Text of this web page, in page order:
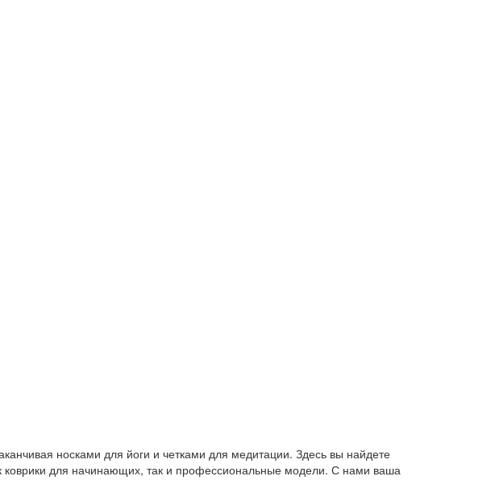
носками для йоги и четками для медитации. Здесь вы найдете
коврики для начинающих, так и профессиональные модели. С нами ваша